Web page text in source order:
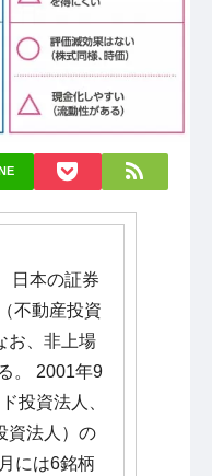
日本の証券
（不動産投資
お、非上場
。 2001年9
投資法人、
資法人）の
には6銘柄